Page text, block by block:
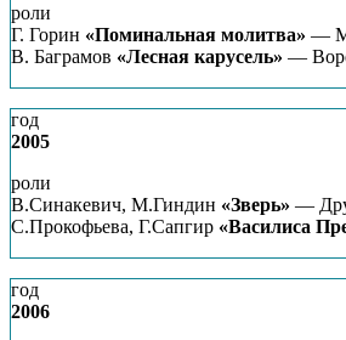
роли
Г. Горин «Поминальная молитва» —
В. Баграмов «Лесная карусель» —
год
2005
роли
В.Синакевич, М.Гиндин «Зверь» —
С.Прокофьева, Г.Сапгир «Василиса
год
2006